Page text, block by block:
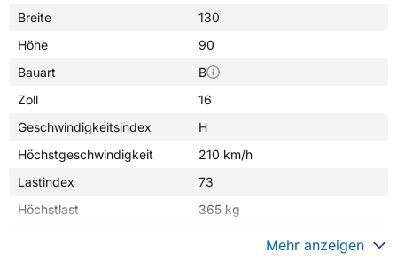
Breite
130
Höhe
90
Bauart
B
Zoll
16
Geschwindigkeitsindex
H
Höchstgeschwindigkeit
210 km/h
Lastindex
73
Höchstlast
365 kg
Mehr anzeigen